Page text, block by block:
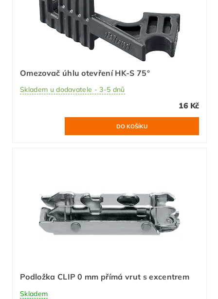
Omezovač úhlu otevření HK-S 75°
Skladem u dodavatele - 3-5 dnů
16 Kč
Podložka CLIP 0 mm přímá vrut s excentrem
Skladem